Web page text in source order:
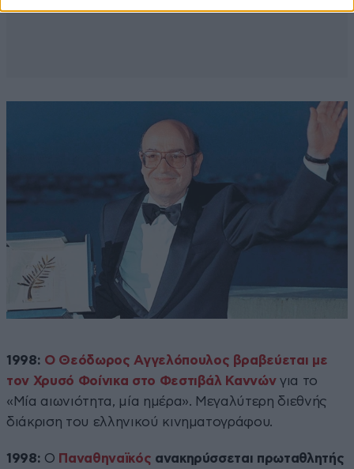
1998: Ο Θεόδωρος Αγγελόπουλος βραβεύεται με
τον Χρυσό Φοίνικα στο Φεστιβάλ Καννώνγια το
«Μία αιωνιότητα, μία ημέρα». Μεγαλύτερη διεθνής
διάκριση του ελληνικού κινηματογράφου.
1998: Ο Παναθηναϊκός ανακηρύσσεται πρωταθλητής